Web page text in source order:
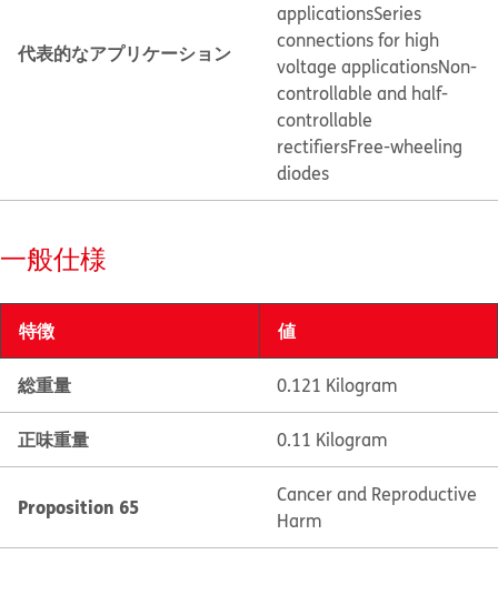
代表的なアプリケーション
applicationsSeries
connections for high
voltage applicationsNon-
controllable and half-
controllable
rectifiersFree-wheeling
diodes
一般仕様
特徴 値
総重量 0.121 Kilogram
正味重量 0.11 Kilogram
Proposition 65
Cancer and Reproductive
Harm